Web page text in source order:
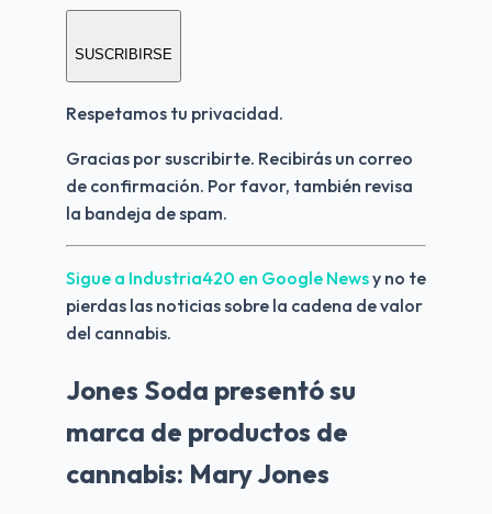
SUSCRIBIRSE
Respetamos tu privacidad.
Gracias por suscribirte. Recibirás un correo
de confirmación. Por favor, también revisa
la bandeja de spam.
Sigue a Industria420 en Google News y no te
pierdas las noticias sobre la cadena de valor
del cannabis.
Jones Soda presentó su
marca de productos de
cannabis: Mary Jones